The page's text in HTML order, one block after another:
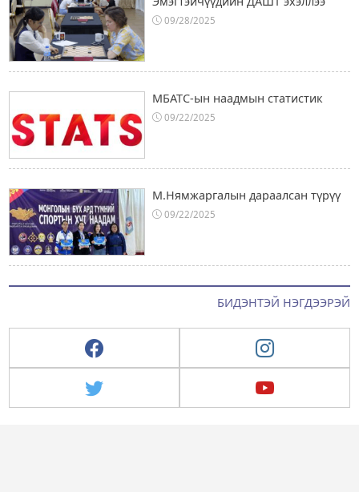
09/28/2025
МБАТС-ын наадмын статистик
09/22/2025
М.Нямжаргалын дараалсан түрүү
09/22/2025
БИДЭНТЭЙ НЭГДЭЭРЭЙ